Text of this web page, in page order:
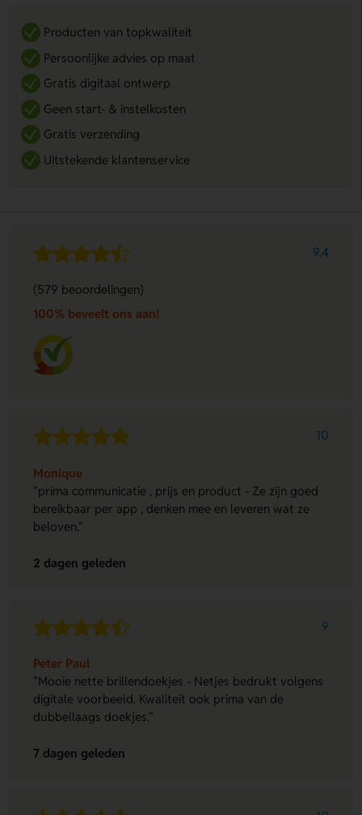
Producten van topkwaliteit
Persoonlijke advies op maat
Gratis digitaal ontwerp
Geen start- & instelkosten
Gratis verzending
Uitstekende klantenservice
9.4
(579 beoordelingen)
100% beveelt ons aan!
10
Monique
"prima communicatie , prijs en product - Ze zijn goed
bereikbaar per app , denken mee en leveren wat ze
beloven."
2 dagen geleden
9
Peter Paul
"Mooie nette brillendoekjes - Netjes bedrukt volgens
digitale voorbeeld. Kwaliteit ook prima van de
dubbellaags doekjes."
7 dagen geleden